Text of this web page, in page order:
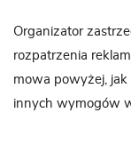
Organizator
rozpatrzenia
mowa powyżej, jak
innych wymogów